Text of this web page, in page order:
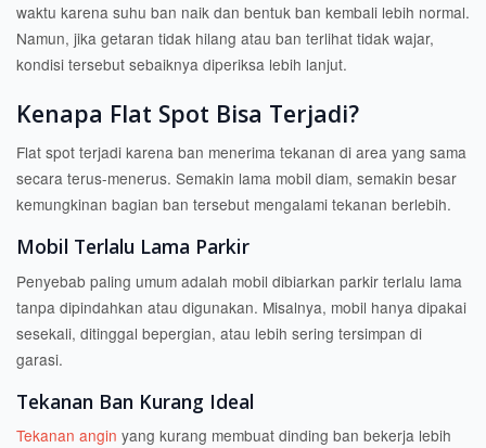
waktu karena suhu ban naik dan bentuk ban kembali lebih normal.
Namun, jika getaran tidak hilang atau ban terlihat tidak wajar,
kondisi tersebut sebaiknya diperiksa lebih lanjut.
Kenapa Flat Spot Bisa Terjadi?
Flat spot terjadi karena ban menerima tekanan di area yang sama
secara terus-menerus. Semakin lama mobil diam, semakin besar
kemungkinan bagian ban tersebut mengalami tekanan berlebih.
Mobil Terlalu Lama Parkir
Penyebab paling umum adalah mobil dibiarkan parkir terlalu lama
tanpa dipindahkan atau digunakan. Misalnya, mobil hanya dipakai
sesekali, ditinggal bepergian, atau lebih sering tersimpan di
garasi.
Tekanan Ban Kurang Ideal
Tekanan angin yang kurang membuat dinding ban bekerja lebih